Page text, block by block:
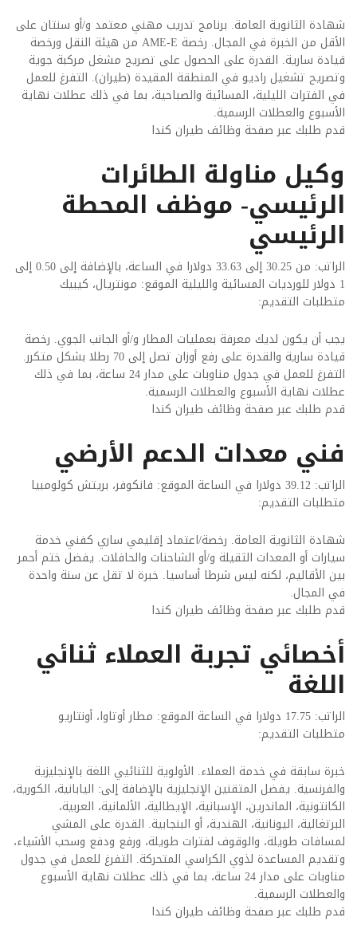
شهادة الثانوية العامة. برنامج تدريب مهني معتمد و/أو سنتان على
الأقل من الخبرة في المجال. رخصة AME-E من هيئة النقل ورخصة
قيادة سارية. القدرة على الحصول على تصريح مشغل مركبة جوية
وتصريح تشغيل راديو في المنطقة المقيدة (طيران). التفرغ للعمل
في الفترات الليلية، المسائية والصباحية، بما في ذلك عطلات نهاية
الأسبوع والعطلات الرسمية.
قدم طلبك عبر صفحة وظائف طيران كندا
وكيل مناولة الطائرات
الرئيسي- موظف المحطة
الرئيسي
الراتب: من 30.25 إلى 33.63 دولارا في الساعة، بالإضافة إلى 0.50 إلى
1 دولار للورديات المسائية والليلية الموقع: مونتريال، كيبيك
متطلبات التقديم:
يجب أن يكون لديك معرفة بعمليات المطار و/أو الجانب الجوي. رخصة
قيادة سارية والقدرة على رفع أوزان تصل إلى 70 رطلا بشكل متكرر.
التفرغ للعمل في جدول مناوبات على مدار 24 ساعة، بما في ذلك
عطلات نهاية الأسبوع والعطلات الرسمية.
قدم طلبك عبر صفحة وظائف طيران كندا
فني معدات الدعم الأرضي
الراتب: 39.12 دولارا في الساعة الموقع: فانكوفر، بريتش كولومبيا
متطلبات التقديم:
شهادة الثانوية العامة. رخصة/اعتماد إقليمي ساري كفني خدمة
سيارات أو المعدات الثقيلة و/أو الشاحنات والحافلات. يفضل ختم أحمر
بين الأقاليم، لكنه ليس شرطا أساسيا. خبرة لا تقل عن سنة واحدة
في المجال.
قدم طلبك عبر صفحة وظائف طيران كندا
أخصائي تجربة العملاء ثنائي
اللغة
الراتب: 17.75 دولارا في الساعة الموقع: مطار أوتاوا، أونتاريو
متطلبات التقديم:
خبرة سابقة في خدمة العملاء. الأولوية للثنائيي اللغة بالإنجليزية
والفرنسية. يفضل المتقنين الإنجليزية بالإضافة إلى: اليابانية، الكورية،
الكانتونية، الماندرين، الإسبانية، الإيطالية، الألمانية، العربية،
البرتغالية، اليونانية، الهندية، أو البنجابية. القدرة على المشي
لمسافات طويلة، والوقوف لفترات طويلة، ورفع ودفع وسحب الأشياء،
وتقديم المساعدة لذوي الكراسي المتحركة. التفرغ للعمل في جدول
مناوبات على مدار 24 ساعة، بما في ذلك عطلات نهاية الأسبوع
والعطلات الرسمية.
قدم طلبك عبر صفحة وظائف طيران كندا